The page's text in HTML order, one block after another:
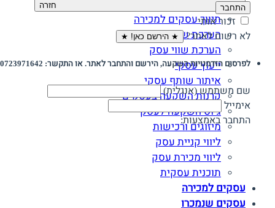
התחבר
זכור אותי
לא רשום לאתר? ★ הירשם כאן! ★
לפרסום הזדמנויות השקעה, הירשם והתחבר לאתר. או התקשר: 0723971642
שם משתמש (אנגלית)
אימייל
התחבר באמצעות:
חזרה
תיווך עסקים למכירה
הערכת שווי חברה
הערכת שווי עסק
ייעוץ עסקי
איתור שותף עסקי
קרנות השקעה בעסקים
גיוס השקעה לעסק‎‎
מיזוגים ורכישות
ליווי קניית עסק
ליווי מכירת עסק
תוכנית עסקית
עסקים למכירה
עסקים שנמכרו